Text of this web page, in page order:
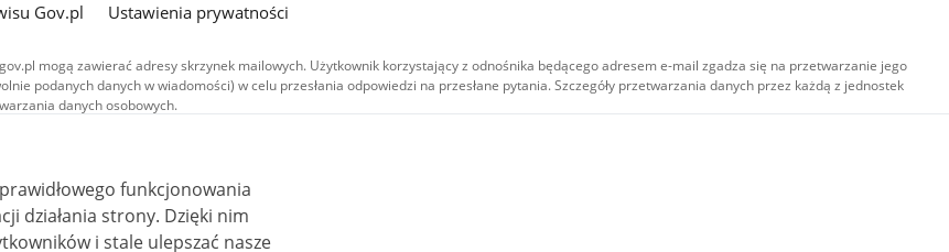
Gov.pl
Ustawienia prywatności
mogą zawierać adresy skrzynek mailowych. Użytkownik korzystający z odnośnika będącego adresem e-mail zgadza się na przetwarzanie jego
podanych danych w wiadomości) w celu przesłania odpowiedzi na przesłane pytania. Szczegóły przetwarzania danych przez każdą z jednostek
danych osobowych.
w serwisie (z wyłączeniem treści audiowizualnych), są
typu Creative Commons: uznanie autorstwa - na tych samych
SA 4.0). Materiały audiowizualne, w tym zdjęcia, materiały audio i wideo,
typu Creative Commons: uznanie autorstwa użycie niekomercyjne -
4.0 (CC BY-NC-ND 4.0), o ile nie jest to stwierdzone inaczej.
funkcjonowania
strony. Dzięki nim
i stale ulepszać nasze